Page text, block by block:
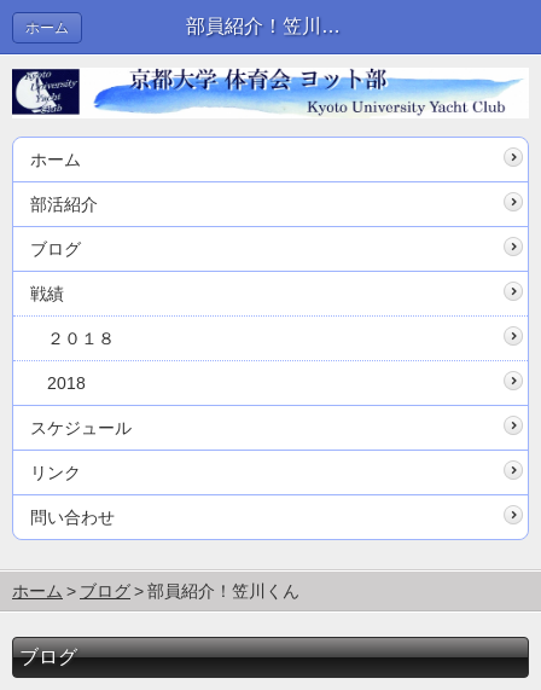
部員紹介！笠川くん | ブログ
ホーム
ホーム
部活紹介
ブログ
戦績
２０１８
2018
スケジュール
リンク
問い合わせ
ホーム ブログ 部員紹介！笠川くん
ブログ